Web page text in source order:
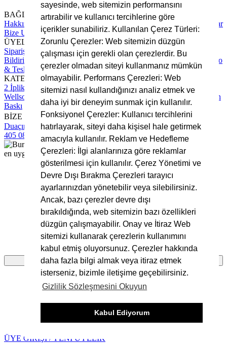
sayesinde, web sitemizin performansını
artırabilir ve kullanıcı tercihlerine göre
içerikler sunabiliriz. Kullanılan Çerez Türleri:
Zorunlu Çerezler: Web sitemizin düzgün
çalışması için gerekli olan çerezlerdir. Bu
çerezler olmadan siteyi kullanmanız mümkün
olmayabilir. Performans Çerezleri: Web
sitemizi nasıl kullandığınızı analiz etmek ve
daha iyi bir deneyim sunmak için kullanılır.
Fonksiyonel Çerezler: Kullanıcı tercihlerini
hatırlayarak, siteyi daha kişisel hale getirmek
amacıyla kullanılır. Reklam ve Hedefleme
Çerezleri: İlgi alanlarınıza göre reklamlar
gösterilmesi için kullanılır. Çerez Yönetimi ve
Devre Dışı Bırakma Çerezleri tarayıcı
ayarlarınızdan yönetebilir veya silebilirsiniz.
Ancak, bazı çerezler devre dışı
bırakıldığında, web sitemizin bazı özellikleri
düzgün çalışmayabilir. Onay ve İtiraz Web
sitemizi kullanarak çerezlerin kullanımını
kabul etmiş oluyorsunuz. Çerezler hakkında
daha fazla bilgi almak veya itiraz etmek
isterseniz, bizimle iletişime geçebilirsiniz.
Gizlilik Sözleşmesini Okuyun
Kabul Ediyorum
BAĞLANTILAR
Hakkımızda
Sıkça Sorulan Sorular
Bize Ulaşın
ÜYELİK
Sipariş TakipHesap Numaralarımız Üyelik SözleşmesiÖdeme
Bildirimi Yapın
Mesafeli Satış Sözleşmesi
Kargo
& Teslimat Süreci
KATEGORİLER
2 İplik Kumaş3 İplik Kumaşİnterlok KumaşKadife Kumaş
Wellsoft Kumaş
Polar Kumaş
Rotasyon
Baskı
BİZE ULAŞIN
Duaçınar Mah 2. Belde Sokak No:4/1 No: 1 Yıldırım/Bursa0224
405 08 16
info@bursakumas.com.tr
Sepete Eklenemedi!
Bu ürünün seçenekleri bulunmaktadır.
Ürünün detay sayfasına giderek seçim yapmalısınız.
Tamam
Ürünü favorilere ekleyebilmeniz için üye girişi
yapmanız gerekmektedir.
ÜYE GİRİŞİ / YENİ ÜYELİK